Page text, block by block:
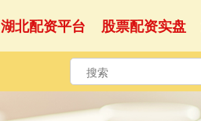
湖北配资平台 股票配资实盘